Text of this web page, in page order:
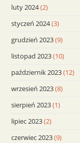
luty 2024(2)
styczeń 2024(3)
grudzień 2023(9)
listopad 2023(10)
październik 2023(12)
wrzesień 2023(8)
sierpień 2023(1)
lipiec 2023(2)
czerwiec 2023(9)